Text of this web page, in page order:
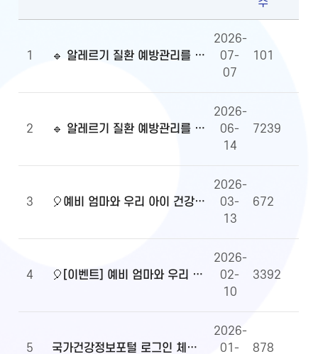
수
1 🔹 알레르기 질환 예방관리를 위한 알자내몸 이벤트 당첨자 발표
2026-
07-
07
101
2 🔹 알레르기 질환 예방관리를 위한 알자내몸 이벤트
2026-
06-
14
7239
3 🎈예비 엄마와 우리 아이 건강정보, 무엇이든 물어보세요!🎈당첨자 발표
2026-
03-
13
672
4 🎈[이벤트] 예비 엄마와 우리 아이 건강정보, 무엇이든 물어보세요!🎈
2026-
02-
10
3392
5 국가건강정보포털 로그인 체계 전환 및 OpenAPI 이용 안내
2026-
01-
878